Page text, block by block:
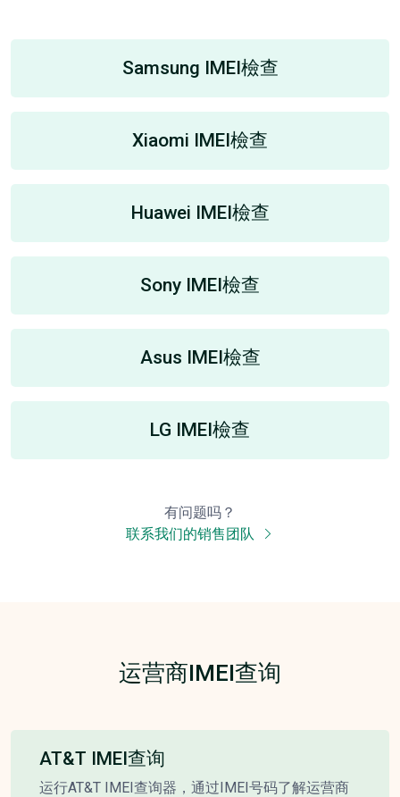
Samsung IMEI檢查
Xiaomi IMEI檢查
Huawei IMEI檢查
Sony IMEI檢查
Asus IMEI檢查
LG IMEI檢查
有问题吗？
联系我们的销售团队
运营商IMEI查询
AT&T IMEI查询
运行AT&T IMEI查询器，通过IMEI号码了解运营商